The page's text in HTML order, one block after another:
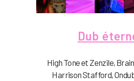
Dub
High Tone et Zenzile,
Harrison Stafford,